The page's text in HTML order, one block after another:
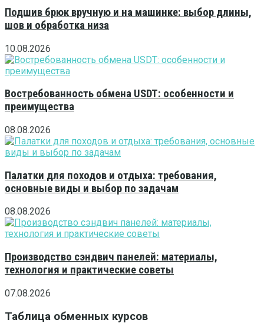
Подшив брюк вручную и на машинке: выбор длины,
шов и обработка низа
10.08.2026
Востребованность обмена USDT: особенности и
преимущества
08.08.2026
Палатки для походов и отдыха: требования,
основные виды и выбор по задачам
08.08.2026
Производство сэндвич панелей: материалы,
технология и практические советы
07.08.2026
Таблица обменных курсов